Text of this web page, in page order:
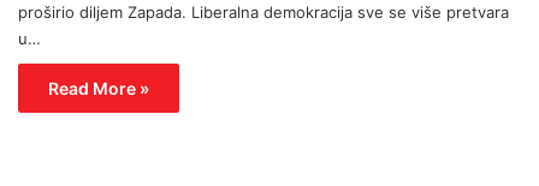
proširio diljem Zapada. Liberalna demokracija sve se više pretvara
u…
Read More »